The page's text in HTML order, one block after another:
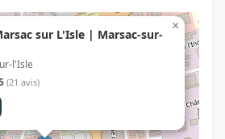
sur L'Isle | Marsac-sur-
l'Isle
(21 avis)
×